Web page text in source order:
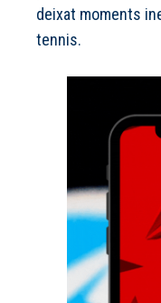
deixat moments
tennis.